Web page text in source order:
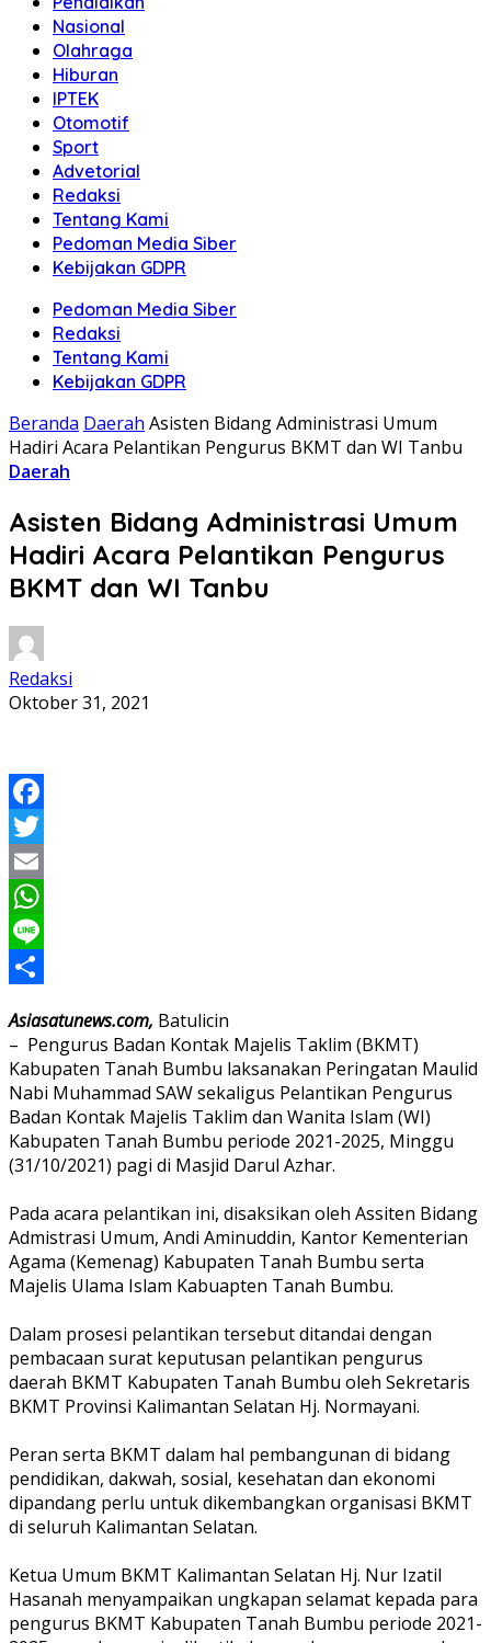
Nasional
Olahraga
Hiburan
IPTEK
Otomotif
Sport
Advetorial
Redaksi
Tentang Kami
Pedoman Media Siber
Kebijakan GDPR
Pedoman Media Siber
Redaksi
Tentang Kami
Kebijakan GDPR
Beranda Daerah Asisten Bidang Administrasi Umum
Hadiri Acara Pelantikan Pengurus BKMT dan WI Tanbu
Daerah
Asisten Bidang Administrasi Umum
Hadiri Acara Pelantikan Pengurus
BKMT dan WI Tanbu
Redaksi
Oktober 31, 2021
Facebook
Twitter
Email
WhatsApp
Line
Asiasatunews.com, Batulicin
– Pengurus Badan Kontak Majelis Taklim (BKMT)
Kabupaten Tanah Bumbu laksanakan Peringatan Maulid
Nabi Muhammad SAW sekaligus Pelantikan Pengurus
Badan Kontak Majelis Taklim dan Wanita Islam (WI)
Kabupaten Tanah Bumbu periode 2021-2025, Minggu
(31/10/2021) pagi di Masjid Darul Azhar.
Pada acara pelantikan ini, disaksikan oleh Assiten Bidang
Admistrasi Umum, Andi Aminuddin, Kantor Kementerian
Agama (Kemenag) Kabupaten Tanah Bumbu serta
Majelis Ulama Islam Kabuapten Tanah Bumbu.
Dalam prosesi pelantikan tersebut ditandai dengan
pembacaan surat keputusan pelantikan pengurus
daerah BKMT Kabupaten Tanah Bumbu oleh Sekretaris
BKMT Provinsi Kalimantan Selatan Hj. Normayani.
Peran serta BKMT dalam hal pembangunan di bidang
pendidikan, dakwah, sosial, kesehatan dan ekonomi
dipandang perlu untuk dikembangkan organisasi BKMT
di seluruh Kalimantan Selatan.
Ketua Umum BKMT Kalimantan Selatan Hj. Nur Izatil
Hasanah menyampaikan ungkapan selamat kepada para
pengurus BKMT Kabupaten Tanah Bumbu periode 2021-